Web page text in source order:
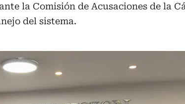
la Comisión de Acusaciones de la
del sistema.